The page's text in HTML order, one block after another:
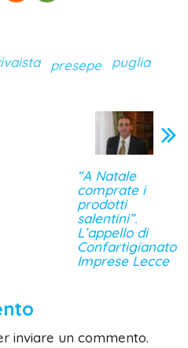
presepe
puglia
“A Natale
comprate i
prodotti
salentini”.
L’appello di
Confartigianato
Imprese Lecce
inviare un commento.